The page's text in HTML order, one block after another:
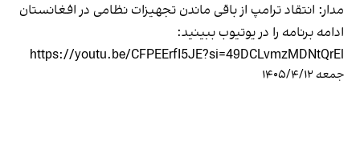
مدار: انتقاد ترامپ از باقی ماندن تجهیزات نظامی در افغانستان
ادامه برنامه را در یوتیوب ببینید:
https://youtu.be/CFPEErfI5JE?si=49DCLvmzMDNtQrEl
جمعه ۱۴۰۵/۴/۱۲